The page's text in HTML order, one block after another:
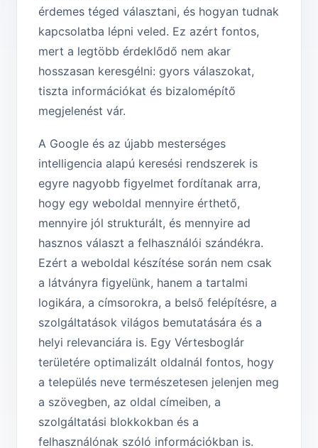
érdemes téged választani, és hogyan tudnak
kapcsolatba lépni veled. Ez azért fontos,
mert a legtöbb érdeklődő nem akar
hosszasan keresgélni: gyors válaszokat,
tiszta információkat és bizalomépítő
megjelenést vár.
A Google és az újabb mesterséges
intelligencia alapú keresési rendszerek is
egyre nagyobb figyelmet fordítanak arra,
hogy egy weboldal mennyire érthető,
mennyire jól strukturált, és mennyire ad
hasznos választ a felhasználói szándékra.
Ezért a weboldal készítése során nem csak
a látványra figyelünk, hanem a tartalmi
logikára, a címsorokra, a belső felépítésre, a
szolgáltatások világos bemutatására és a
helyi relevanciára is. Egy Vértesboglár
területére optimalizált oldalnál fontos, hogy
a település neve természetesen jelenjen meg
a szövegben, az oldal címeiben, a
szolgáltatási blokkokban és a
felhasználónak szóló információkban is.